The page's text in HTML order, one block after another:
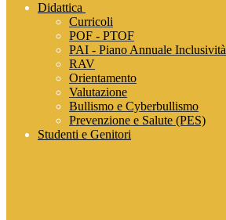
Didattica
Curricoli
POF - PTOF
PAI - Piano Annuale Inclusività
RAV
Orientamento
Valutazione
Bullismo e Cyberbullismo
Prevenzione e Salute (PES)
Studenti e Genitori